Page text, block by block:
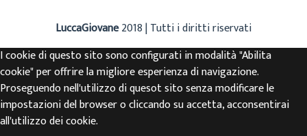
LuccaGiovane2018 | Tutti i diritti riservati
I cookie di questo sito sono configurati in modalità "Abilita
cookie" per offrire la migliore esperienza di navigazione.
Proseguendo nell'utilizzo di quesot sito senza modificare le
impostazioni del browser o cliccando su accetta, acconsentirai
all'utilizzo dei cookie.